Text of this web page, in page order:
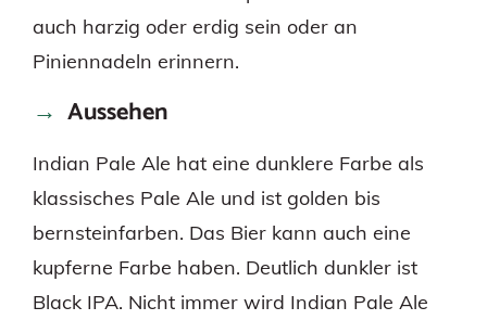
auch harzig oder erdig sein oder an
Piniennadeln erinnern.
Aussehen
Indian Pale Ale hat eine dunklere Farbe als
klassisches Pale Ale und ist golden bis
bernsteinfarben. Das Bier kann auch eine
kupferne Farbe haben. Deutlich dunkler ist
Black IPA. Nicht immer wird Indian Pale Ale